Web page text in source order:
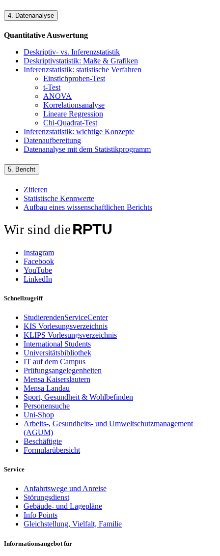
4. Datenanalyse
Quantitative Auswertung
Deskriptiv- vs. Inferenzstatistik
Deskriptivstatistik: Maße & Grafiken
Inferenzstatistik: statistische Verfahren
Einstichproben-Test
t-Test
ANOVA
Korrelationsanalyse
Lineare Regression
Chi-Quadrat-Test
Inferenzstatistik: wichtige Konzepte
Datenaufbereitung
Datenanalyse mit dem Statistikprogramm
5. Bericht
Zitieren
Statistische Kennwerte
Aufbau eines wissenschaftlichen Berichts
Wir sind die
Instagram
Facebook
YouTube
LinkedIn
Schnellzugriff
StudierendenServiceCenter
KIS Vorlesungsverzeichnis
KLIPS Vorlesungsverzeichnis
International Students
Universitätsbibliothek
IT auf dem Campus
Prüfungsangelegenheiten
Mensa Kaiserslautern
Mensa Landau
Sport, Gesundheit & Wohlbefinden
Personensuche
Uni-Shop
Arbeits-, Gesundheits- und Umweltschutzmanagement
(AGUM)
Beschäftigte
Formularübersicht
Service
Anfahrtswege und Anreise
Störungsdienst
Gebäude- und Lagepläne
Info Points
Gleichstellung, Vielfalt, Familie
Informationsangebot für